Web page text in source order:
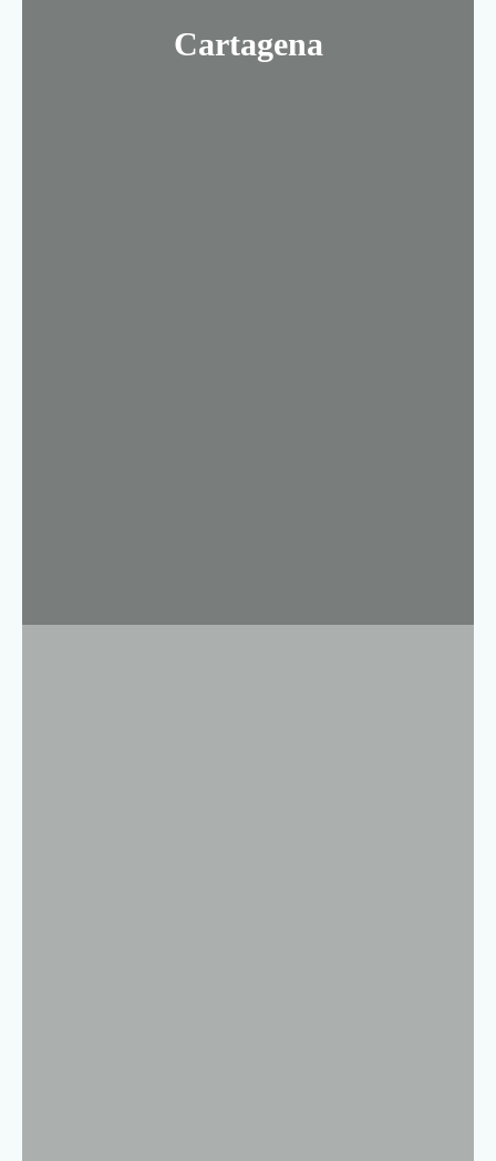
Cartagena